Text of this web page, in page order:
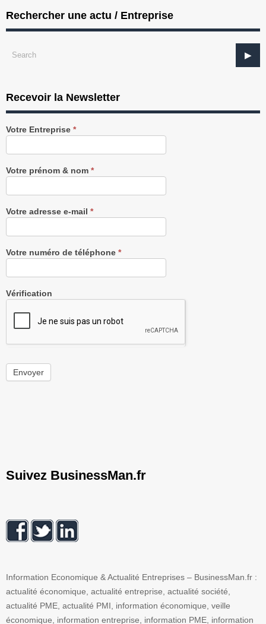
Rechercher une actu / Entreprise
Recevoir la Newsletter
Recevez
notre
gratuitement
Votre Entreprise *
Votre prénom & nom *
Votre adresse e-mail *
Votre numéro de téléphone *
Vérification
Envoyer
Suivez BusinessMan.fr
Information Economique & Actualité Entreprises – BusinessMan.fr :
actualité économique, actualité entreprise, actualité société,
actualité PME, actualité PMI, information économique, veille
économique, information entreprise, information PME, information